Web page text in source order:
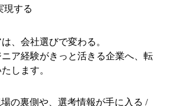
現する
、会社選びで変わる。
ア経験がきっと活きる企業へ、転
します。
の裏側や、選考情報が手に入る /